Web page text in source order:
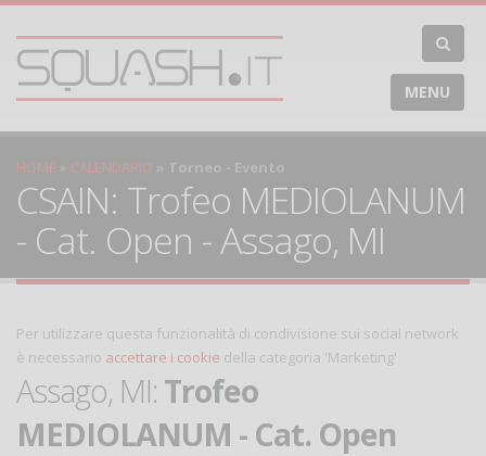
MENU
HOME CALENDARIO Torneo - Evento
CSAIN: Trofeo MEDIOLANUM
- Cat. Open - Assago, MI
Per utilizzare questa funzionalità di condivisione sui social network
è necessario accettare i cookie della categoria 'Marketing'
Assago, MI: Trofeo
MEDIOLANUM - Cat. Open